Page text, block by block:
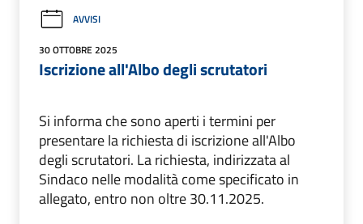
AVVISI
30 OTTOBRE 2025
Iscrizione all'Albo degli scrutatori
Si informa che sono aperti i termini per
presentare la richiesta di iscrizione all'Albo
degli scrutatori. La richiesta, indirizzata al
Sindaco nelle modalità come specificato in
allegato, entro non oltre 30.11.2025.